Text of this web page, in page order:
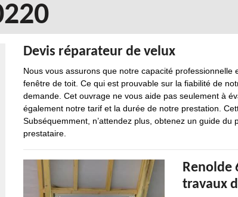
Devis réparateur de velux
Nous vous assurons que notre capacité
fenêtre de toit. Ce qui est prouvable sur la fiabilité de
demande. Cet ouvrage ne vous aide pas seulement à
également notre tarif et la durée de notre prestation.
Subséquemment, n’attendez plus, obtenez un guide
prestataire.
Renolde
travaux